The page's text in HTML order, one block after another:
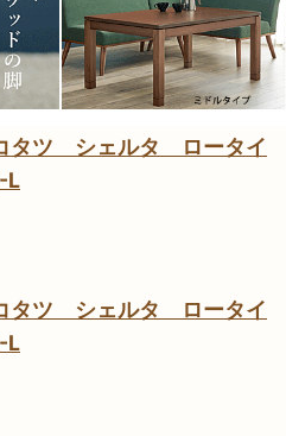
タツ シェルタ ロータイ
L
タツ シェルタ ロータイ
L